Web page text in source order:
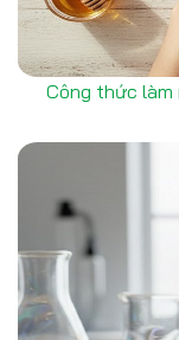
Công thức làm